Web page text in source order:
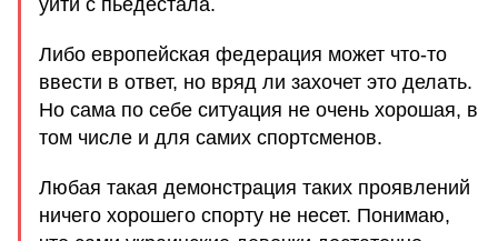
Либо европейская федерация может что-то
ввести в ответ, но вряд ли захочет это делать.
Но сама по себе ситуация не очень хорошая, в
том числе и для самих спортсменов.
Любая такая демонстрация таких проявлений
ничего хорошего спорту не несет. Понимаю,